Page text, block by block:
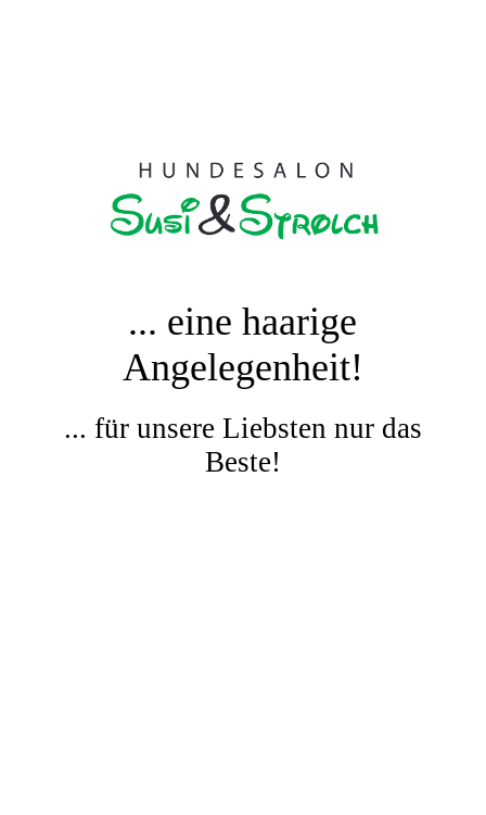
... eine haarige
Angelegenheit!
... für unsere Liebsten nur das
Beste!